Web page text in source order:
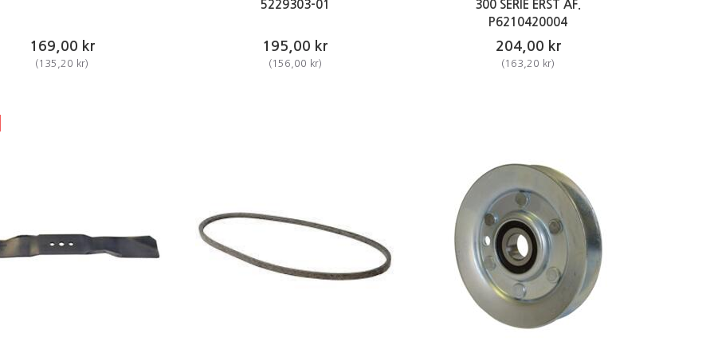
169,00 kr
(135,20 kr)
5229303-01
195,00 kr
(156,00 kr)
300 SERIE ERST AF.
P6210420004
204,00 kr
(163,20 kr)